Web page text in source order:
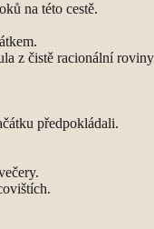
na této cestě.
z čistě racionální
předpokládali.